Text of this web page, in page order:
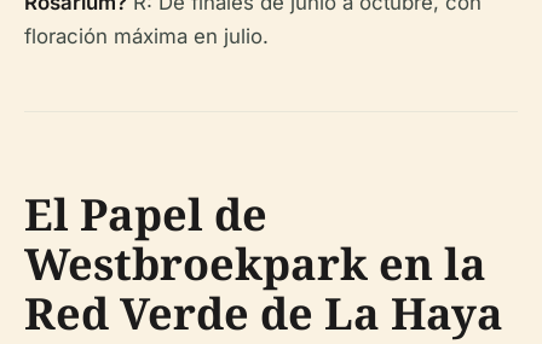
floración máxima en julio.
El Papel de
Westbroekpark en la
Red Verde de La Haya